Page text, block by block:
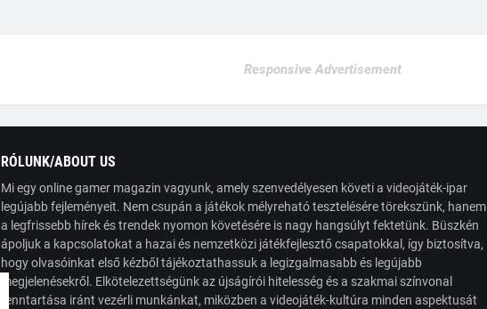
Responsive Advertisement
RÓLUNK/ABOUT US
Mi egy online gamer magazin vagyunk, amely szenvedélyesen követi a videojáték-ipar
legújabb fejleményeit. Nem csupán a játékok mélyreható tesztelésére törekszünk, hanem
a legfrissebb hírek és trendek nyomon követésére is nagy hangsúlyt fektetünk. Büszkén
ápoljuk a kapcsolatokat a hazai és nemzetközi játékfejlesztő csapatokkal, így biztosítva,
hogy olvasóinkat első kézből tájékoztathassuk a legizgalmasabb és legújabb
megjelenésekről. Elkötelezettségünk az újságírói hitelesség és a szakmai színvonal
fenntartása iránt vezérli munkánkat, miközben a videojáték-kultúra minden aspektusát